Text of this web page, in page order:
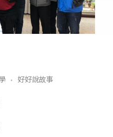
好好說故事